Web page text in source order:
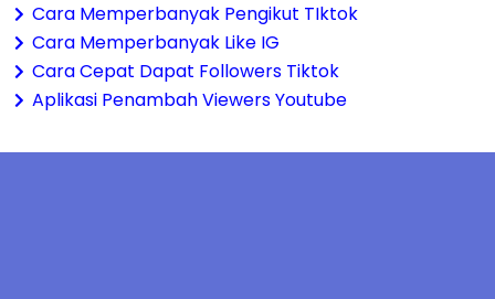
Cara Memperbanyak Pengikut TIktok
Cara Memperbanyak Like IG
Cara Cepat Dapat Followers Tiktok
Aplikasi Penambah Viewers Youtube